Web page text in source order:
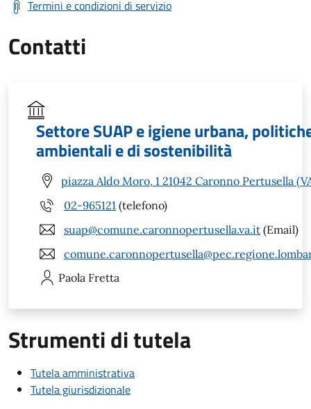
Termini e condizioni di servizio
Contatti
Settore SUAP e igiene urbana,
ambientali e di sostenibilità
piazza Aldo Moro, 1 21042 Caronno Pertusella
02-965121 (telefono)
suap@comune.caronnopertusella.va.it (Email)
Paola Fretta
Strumenti di tutela
Tutela amministrativa
Tutela giurisdizionale